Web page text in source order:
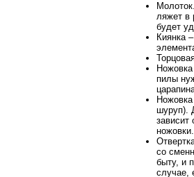
ляжет в
будет
Киянка
пилы
шуруп).
зависит
ножовки.
со
быту, и
случае,